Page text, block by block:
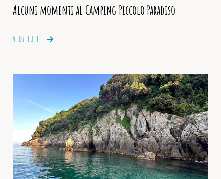
Alcuni momenti al Camping Piccolo Paradiso
VEDI TUTTE